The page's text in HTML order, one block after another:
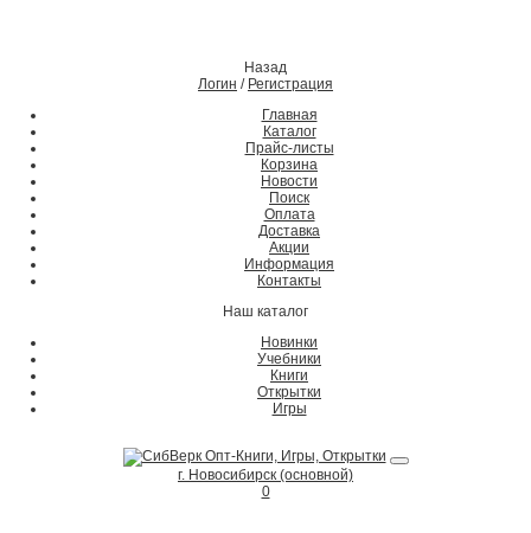
Назад
Логин / Регистрация
Главная
Каталог
Прайс-листы
Корзина
Новости
Поиск
Оплата
Доставка
Акции
Информация
Контакты
Наш каталог
Новинки
Учебники
Книги
Открытки
Игры
г. Новосибирск (основной)
0